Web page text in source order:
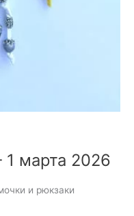
марта 2026
и рюкзаки